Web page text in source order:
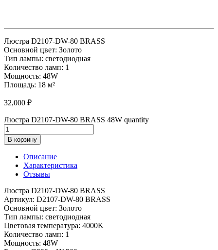
Люстра D2107-DW-80 BRASS
Основной цвет: Золото
Тип лампы: светодиодная
Количество ламп: 1
Мощность: 48W
Площадь: 18 м²
32,000 ₽
Люстра D2107-DW-80 BRASS 48W quantity
В корзину
Описание
Характеристика
Отзывы
Люстра D2107-DW-80 BRASS
Артикул: D2107-DW-80 BRASS
Основной цвет: Золото
Тип лампы: светодиодная
Цветовая температура: 4000K
Количество ламп: 1
Мощность: 48W